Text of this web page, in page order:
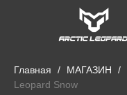
Главная МАГАЗИН
Leopard Snow